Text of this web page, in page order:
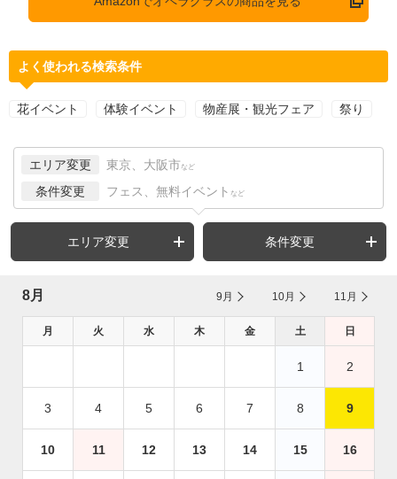
よく使われる検索条件
花イベント 体験イベント 物産展・観光フェア 祭り
エリア変更 東京、大阪市 など
条件変更 フェス、無料イベント など
エリア変更 条件変更
8月 9月 10月 11月
月 火 水 木 金 土 日
1 2
3 4 5 6 7 8 9
10 11 12 13 14 15 16